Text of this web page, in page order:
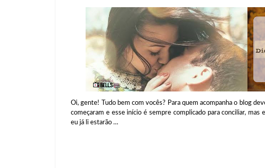
Oi, gente! Tudo bem com vocês? Para quem acompanha o blog
começaram e esse início é sempre complicado para conciliar,
eu já li estarão …